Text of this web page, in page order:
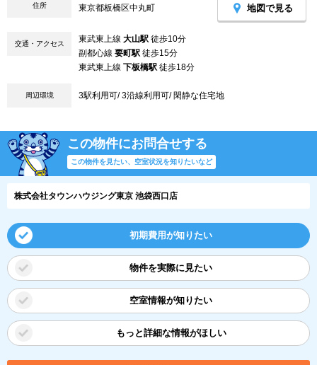
住所 東京都板橋区中丸町 地図で見る
交通・アクセス 東武東上線 大山駅 徒歩10分
副都心線 要町駅 徒歩15分
東武東上線 下板橋駅 徒歩18分
周辺環境 3駅利用可/ 3沿線利用可/ 閑静な住宅地
この物件にお問合せする
この物件を見たい、空室状況を知りたいなど
株式会社タウンハウジング東京 池袋西口店
初期費用が知りたい
物件を実際に見たい
空室情報が知りたい
もっと詳細な情報がほしい